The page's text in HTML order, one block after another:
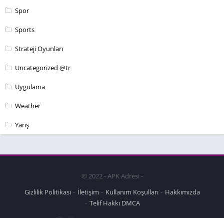
Spor
Sports
Strateji Oyunları
Uncategorized @tr
Uygulama
Weather
Yarış
© 2022 - APK Adresi -
Gizlilik Politikası
İletişim Kullanım Koşulları
Hakkımızda
Telif Hakkı DMCA